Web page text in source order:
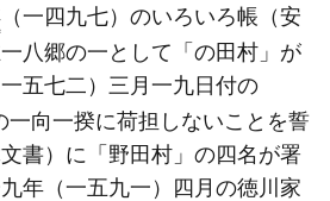
（一四九七） のいろいろ帳 （安
一八郷の一として「の田村」が
一五七二） 三月一九日付の
一向一揆に荷担しないことを誓
書） に「野田村」の四名が署
年 （一五九一）
四月の徳川家